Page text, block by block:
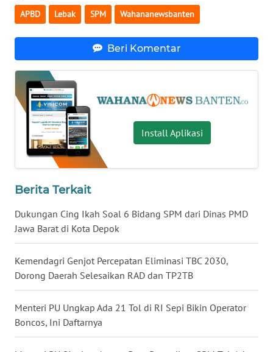
APBD Lebak SPM Wahananewsbanten
Beri Komentar
Install Aplikasi
Berita Terkait
Dukungan Cing Ikah Soal 6 Bidang SPM dari Dinas PMD
Jawa Barat di Kota Depok
Kemendagri Genjot Percepatan Eliminasi TBC 2030,
Dorong Daerah Selesaikan RAD dan TP2TB
Menteri PU Ungkap Ada 21 Tol di RI Sepi Bikin Operator
Boncos, Ini Daftarnya
WN
WN
JATENG
WN
NUSANTARA
WN
WN
JATIM
WN